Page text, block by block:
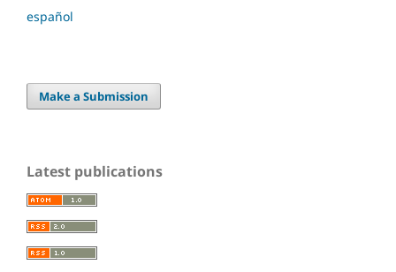
español
Make a Submission
Latest publications